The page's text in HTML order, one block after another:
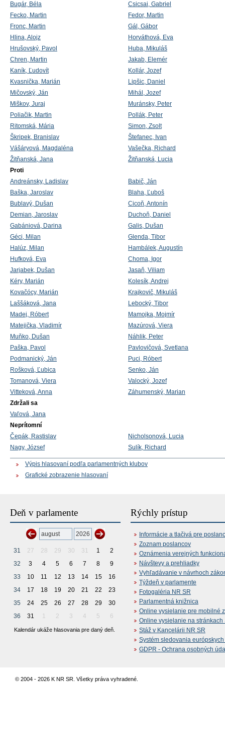
Bugár, Béla
Csicsai, Gabriel
Fecko, Martin
Fedor, Martin
Fronc, Martin
Gál, Gábor
Hlina, Alojz
Horváthová, Eva
Hrušovský, Pavol
Huba, Mikuláš
Chren, Martin
Jakab, Elemér
Kaník, Ľudovít
Kollár, Jozef
Kvasnička, Marián
Lipšic, Daniel
Mičovský, Ján
Mihál, Jozef
Miškov, Juraj
Muránsky, Peter
Poliačik, Martin
Pollák, Peter
Ritomská, Mária
Simon, Zsolt
Škripek, Branislav
Štefanec, Ivan
Vášáryová, Magdaléna
Vašečka, Richard
Žitňanská, Jana
Žitňanská, Lucia
Proti
Andreánsky, Ladislav
Babič, Ján
Baška, Jaroslav
Blaha, Ľuboš
Bublavý, Dušan
Cicoň, Antonín
Demian, Jaroslav
Duchoň, Daniel
Gabániová, Darina
Galis, Dušan
Géci, Milan
Glenda, Tibor
Halúz, Milan
Hambálek, Augustín
Hufková, Eva
Choma, Igor
Jarjabek, Dušan
Jasaň, Viliam
Kéry, Marián
Kolesík, Andrej
Kovačócy, Marián
Krajkovič, Mikuláš
Laššáková, Jana
Lebocký, Tibor
Madej, Róbert
Mamojka, Mojmír
Matejička, Vladimír
Mazúrová, Viera
Muňko, Dušan
Náhlik, Peter
Paška, Pavol
Pavlovičová, Svetlana
Podmanický, Ján
Puci, Róbert
Rošková, Ľubica
Senko, Ján
Tomanová, Viera
Valocký, Jozef
Vitteková, Anna
Záhumenský, Marian
Zdržali sa
Vaľová, Jana
Neprítomní
Čepák, Rastislav
Nicholsonová, Lucia
Nagy, József
Sulík, Richard
Výpis hlasovaní podľa parlamentných klubov
Grafické zobrazenie hlasovaní
Deň v parlamente
31 27 28 29 30 31 1
2
32
3 4 5 6 7 8
9
33
10 11 12 13 14 15
16
34
17 18 19 20 21 22
23
35
24 25 26 27 28 29
30
36
31 1 2 3 4 5 6
Kalendár ukáže hlasovania pre daný deň.
Rýchly prístup
Informácie a tlačivá pre
Zoznam poslancov
Oznámenia verejných
Návštevy a prehliadky
Vyhľadávanie v návrhoch
Týždeň v parlamente
Fotogaléria NR SR
Parlamentná knižnica
Online vysielanie pre mobilné
Online vysielanie na stránkach
Stáž v Kancelárii NR SR
Systém sledovania
GDPR - Ochrana osobných
© 2004 - 2026 K NR SR. Všetky práva vyhradené.